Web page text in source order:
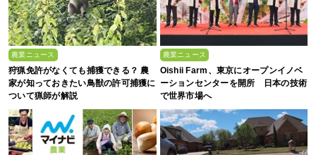
農業ニュース
狩猟免許がなくても捕獲できる？ 農
家が知っておきたい鳥獣の許可捕獲に
ついて猟師が解説
農業ニュース
Oishii Farm、東京にオープンイノベ
ーションセンターを開所 日本の技術
で世界市場へ